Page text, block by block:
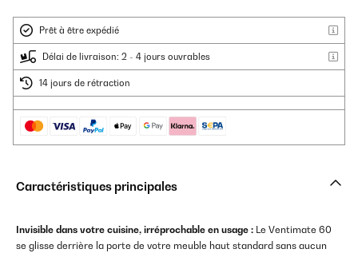
Prêt à être expédié
Délai de livraison: 2 - 4 jours ouvrables
14 jours de rétraction
Caractéristiques principales
Invisible dans votre cuisine, irréprochable en usage : Le Ventimate 60
se glisse derrière la porte de votre meuble haut standard sans aucun